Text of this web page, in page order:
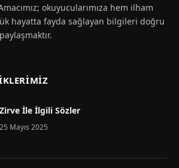
okuyucularımıza hem ilham
hayatta fayda sağlayan bilgileri doğru
Zirve İle İlgili Sözler
25 Mayıs 2025